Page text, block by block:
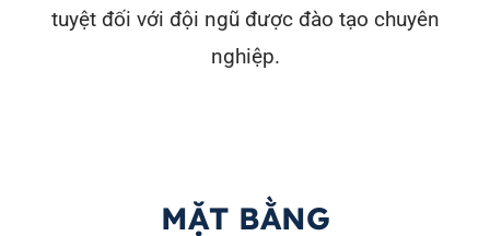
tuyệt đối với đội ngũ được đào tạo chuyên
nghiệp.
MẶT BẰNG